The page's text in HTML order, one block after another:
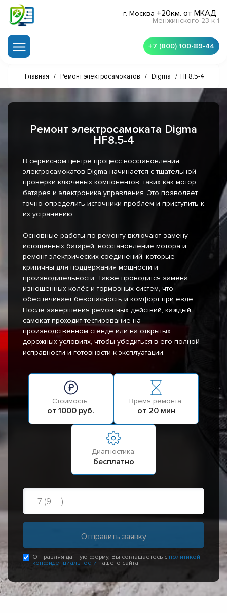
г. Москва +20км. от МКАД
Менжинского 23 к 1
+7 (800) 100-89-44
Главная / Ремонт электросамокатов / Digma / HF8.5-4
Ремонт электросамоката Digma
HF8.5-4
В сервисном центре процесс восстановления
электросамокатов Digma начинается с тщательной
проверки ключевых компонентов, таких как мотор,
батарея и электроника управления. Это позволяет
точно определить источники проблем и приступить к
их устранению.
Основные работы по ремонту включают замену
истощенных батарей, восстановление мотора и
ремонт электрических соединений, которые
критичны для поддержания мощности и
производительности. Также проводится замена
изношенных колёс и тормозных систем, что
обеспечивает безопасность и комфорт при езде.
После завершения ремонтных действий, каждый
самокат проходит тестирование на
производственном стенде или на открытых
дорожных условиях, чтобы убедиться в его полной
исправности и готовности к эксплуатации.
Стоимость:
от 1000 руб.
Время ремонта:
от 20 мин
Диагностика:
бесплатно
Отправляя данную форму, Вы соглашаетесь с политикой
конфиденциальности нашего сайта